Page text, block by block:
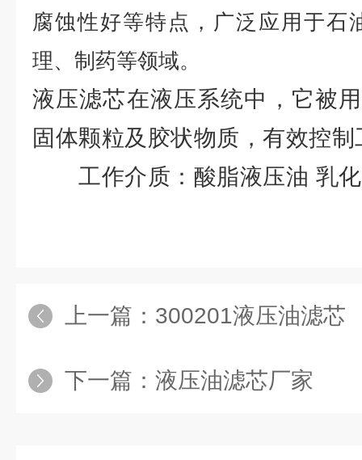
腐蚀性好等特点，广泛应用于石
理、制药等领域。
液压滤芯在液压系统中，它被
固体颗粒及胶状物质，有效控
工作介质：酸脂液压油 乳化
上一篇： 300201液压油滤芯
下一篇： 液压油滤芯厂家